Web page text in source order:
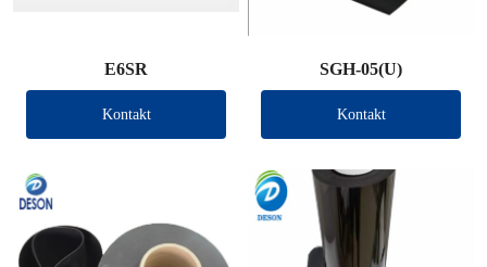
E6SR
Kontakt
SGH-05(U)
Kontakt